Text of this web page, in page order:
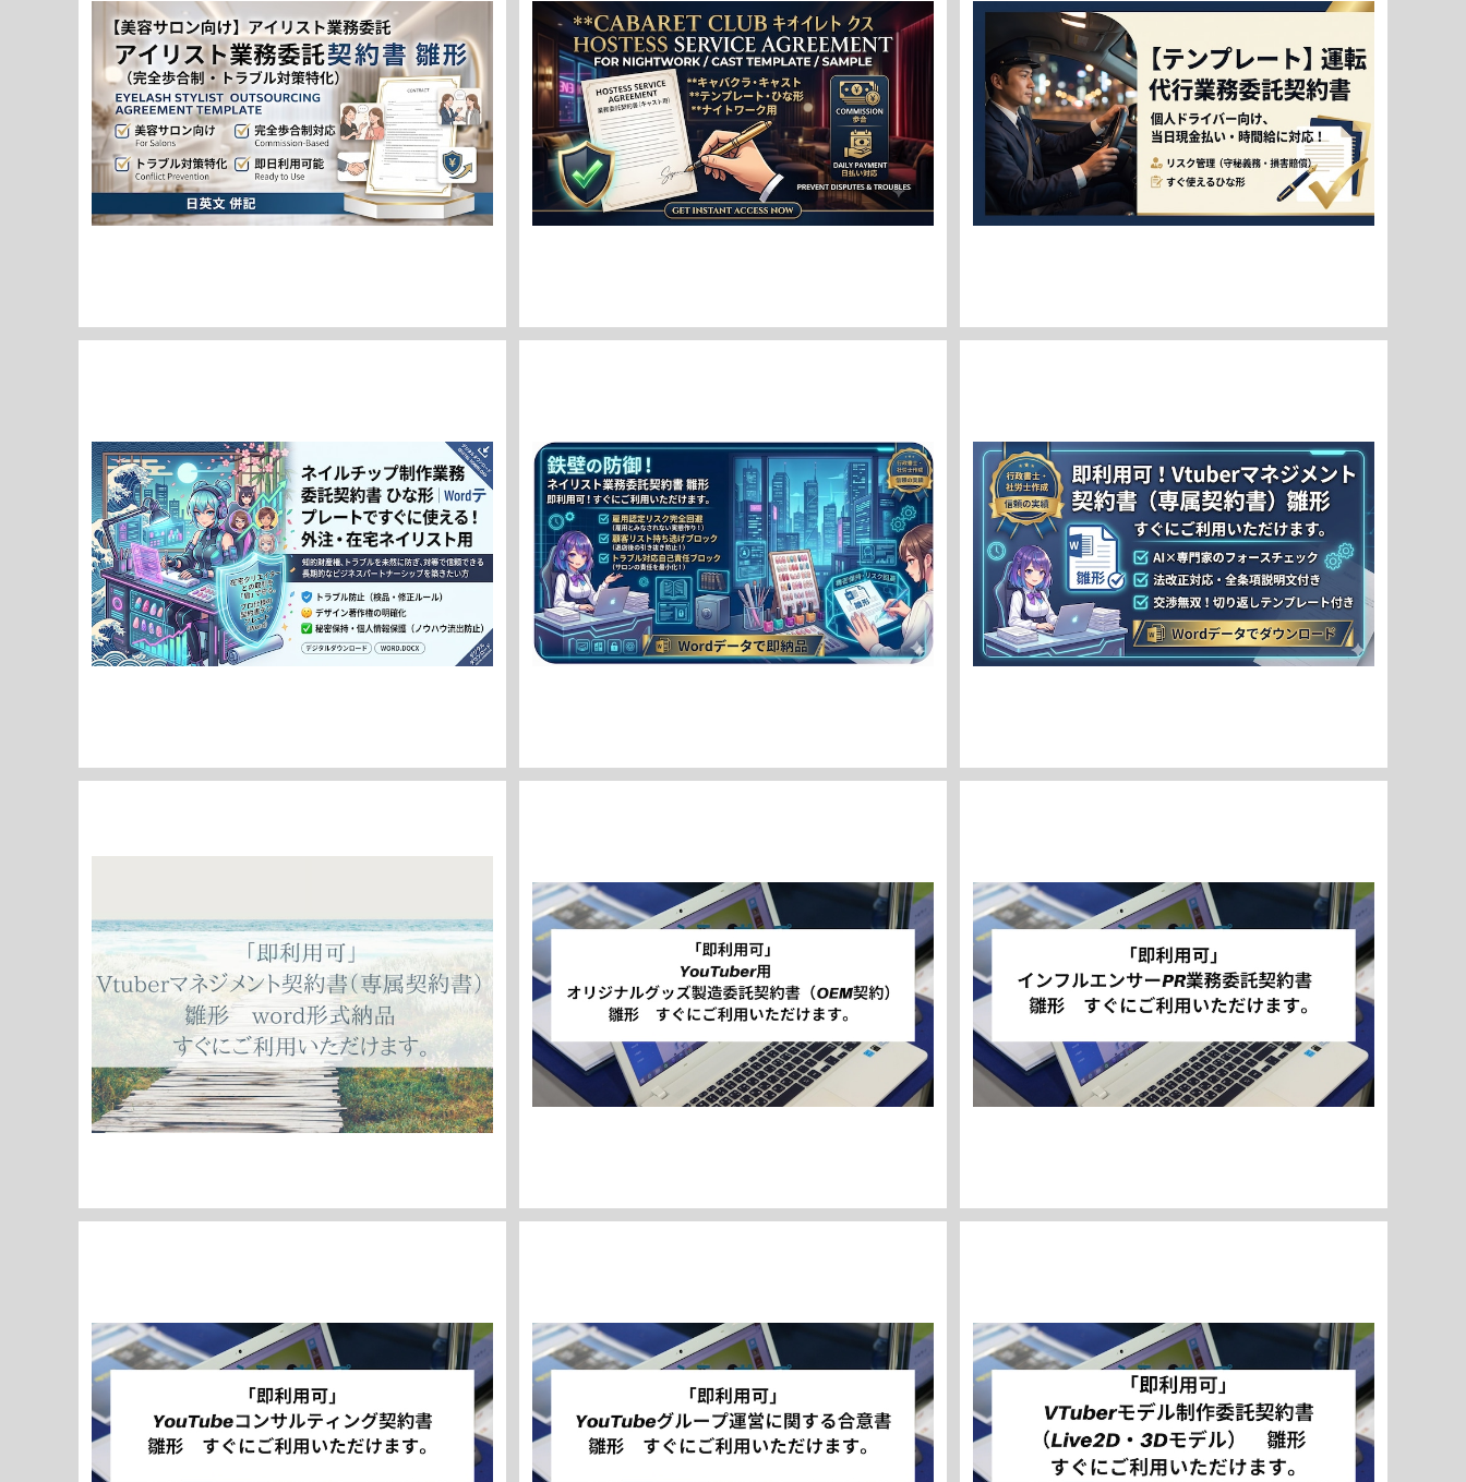
【美容サロン向け】アイリスト業務委託契約書（完全歩合
制・トラブル対策特化）雛形 | Eyelash Stylist Outso
urcing Agreement Template
¥7,980
【キャバクラ・キャスト 業務委託契約書】ナイトワーク用
テンプレート・ひな形（歩合・日払い対応 / トラブル防止）
¥7,980
【業務委託契約書 テンプレート】運転代行・代行運転 ド
ライバー用 ひな形 当日現金払い対応
¥7,980
ネイルチップ制作（作成）業務委託契約書 雛形｜外注・
在宅ネイリスト用！購入後すぐに使える！
¥7,980
「即利用可」 ネイリスト業務委託契約書 雛形 すぐ
にご利用いただけます。
¥7,980
「即利用可」Vtuberマネジメント契約書（専属契約書）
雛形 すぐにご利用いただけます。
¥7,980
「即利用可」Vtuberマネジメント契約書（専属契約書）
雛形 すぐにご利用いただけます。
¥3,980
「即利用可」 YouTuber用 オリジナルグッズ製造委
託契約書（OEM契約） 雛形 すぐにご利用いただけま
す。
¥3,980
「即利用可」 インフルエンサーPR業務委託契約書 雛
形 すぐにご利用いただけます。
¥3,980
「即利用可」 YouTubeコンサルティング契約書 雛
形 すぐにご利用いただけます。
¥3,980
「即利用可」 YouTubeグループ運営に関する合意書
雛形 すぐにご利用いただけます。
¥3,980
「即利用可」 VTuberモデル制作委託契約書（Live2
D・3Dモデル） 雛形 すぐにご利用いただけます。
¥3,980